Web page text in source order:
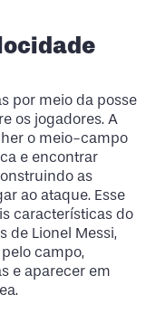
por meio da posse
os jogadores. A
o meio-campo
e encontrar
as
ao ataque. Esse
características do
de Lionel Messi,
campo,
e aparecer em